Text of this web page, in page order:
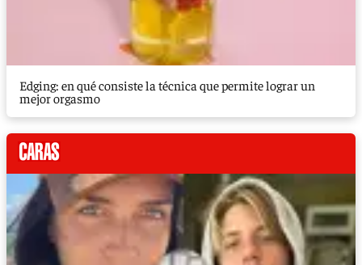
Edging: en qué consiste la técnica que permite lograr un
mejor orgasmo